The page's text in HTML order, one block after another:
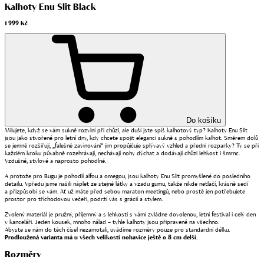
Kalhoty Enu Slit Black
1 999 Kč
Do košíku
Milujete, když se vám sukně rozvlní při chůzi, ale duší jste spíš kalhotový typ? Kalhoty Enu Slit
jsou jako stvořené pro letní dny, kdy chcete spojit eleganci sukně s pohodlím kalhot. Směrem dolů
se jemně rozšiřují, „falešné zavinování“ jim propůjčuje splývavý vzhled a přední rozparky? Ty se při
každém kroku půvabně rozehrávají, nechávají nohy dýchat a dodávají chůzi lehkost i šmrnc.
Vzdušné, stylové a naprosto pohodlné.
A protože pro Bugu je pohodlí alfou a omegou, jsou kalhoty Enu Slit promyšlené do posledního
detailu. Vpředu jsme našili náplet ze stejné látky a vzadu gumu, takže nikde netlačí, krásně sedí
a přizpůsobí se vám. Ať už máte před sebou maraton meetingů, nebo prostě jen potřebujete
prostor pro tříchodovou večeři, podrží vás s grácií a stylem.
Zvolený materiál je pružný, příjemný a s lehkostí s vámi zvládne dovolenou, letní festival i celý den
v kanceláři. Jeden kousek, mnoho nálad – tyhle kalhoty jsou připravené na všechno.
Abyste se nám do těch čísel nezamotali, uvádíme rozměry pouze pro standardní délku.
Prodloužená varianta má u všech velikostí nohavice ještě o 8 cm delší.
Rozměry